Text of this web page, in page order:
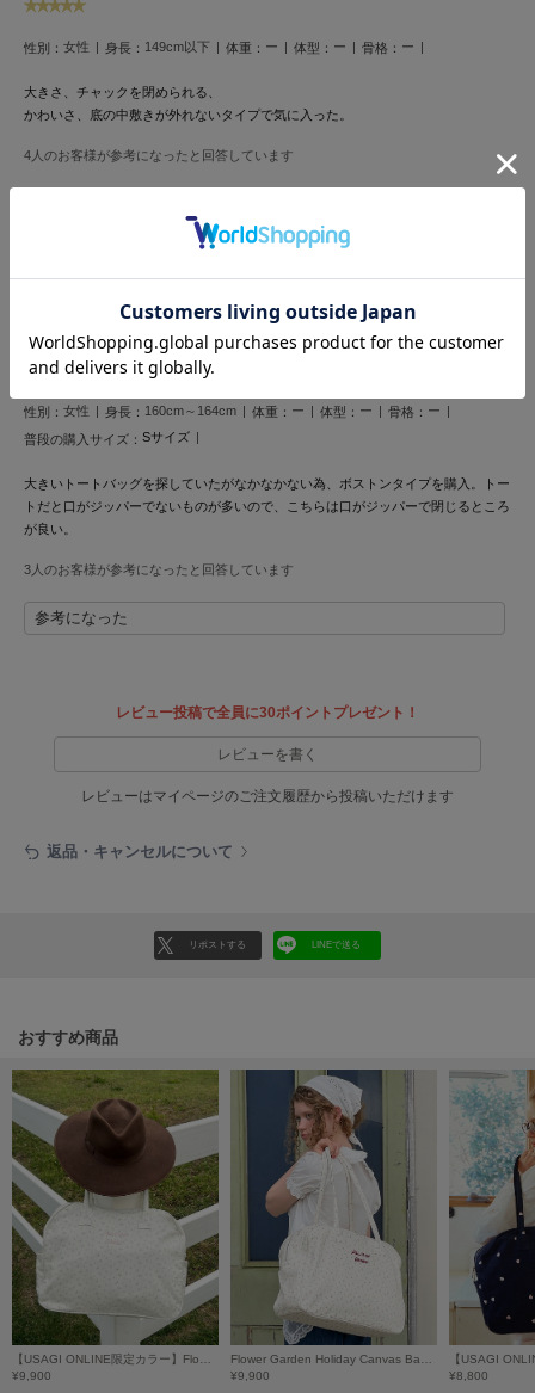
NEW Balance
nezu
ヌル
オン
Onitsuka Tiger
オニツカ タイガー
ORGUE
オルグ
ORR
PATRICK
リーボック
SALOMON
サロモン
sanrio house
サンリオハウス
SESAME STREET MARKET
セサミストリートマーケット
SHAKA
シャカ
性別： 女性 身長： 149cm以下 体重： ー 体型： ー 骨格： ー
大きさ、チャックを閉められる、
かわいさ、底の中敷きが外れないタイプで気に入った。
4人のお客様が参考になったと回答しています
サイズ：FREE | 色：Ivory(Heart)
性別： 女性 身長： 160cm～164cm 体重： ー 体型： ー 骨格： ー
普段の購入サイズ： Sサイズ
大きいトートバッグを探していたがなかなかない為、ボストンタイプを購入。トー
トだと口がジッパーでないものが多いので、こちらは口がジッパーで閉じるところ
が良い。
3人のお客様が参考になったと回答しています
参考になった
レビュー投稿で全員に30ポイントプレゼント！
レビューを書く
レビューはマイページのご注文履歴から投稿いただけます
返品・キャンセルについて
リポストする LINEで送る
おすすめ商品
¥9,900
¥9,900
¥8,800